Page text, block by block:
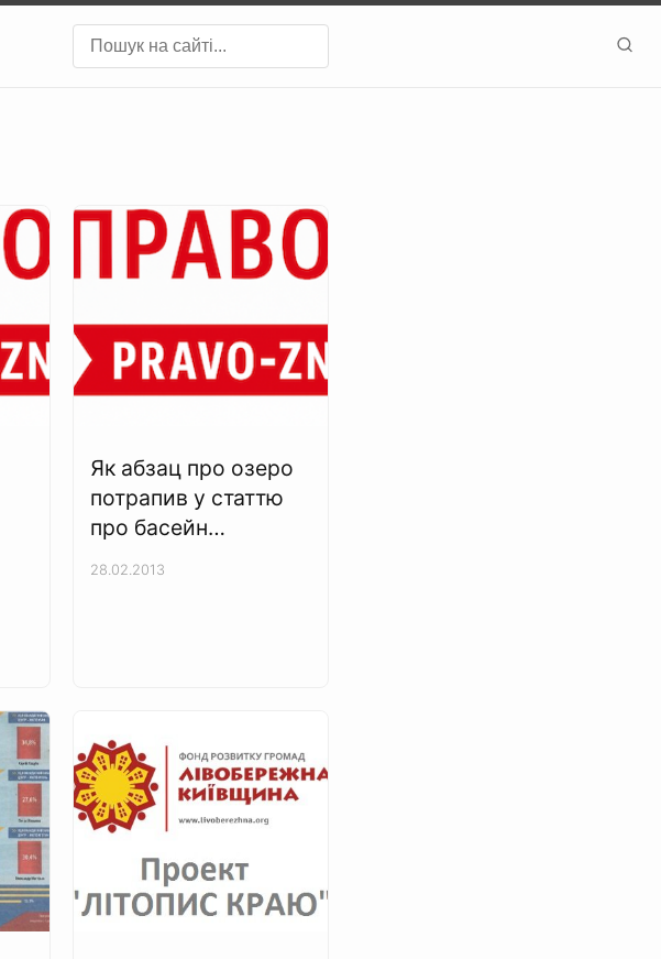
Як абзац про озеро
потрапив у статтю
про басейн…
28.02.2013